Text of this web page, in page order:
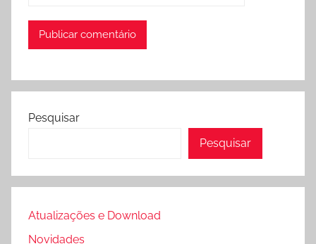
Pesquisar
Pesquisar
Atualizações e Download
Novidades